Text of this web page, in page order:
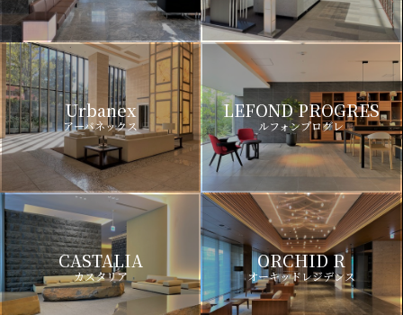
Urbanex
アーバネックス
LEFOND PROGRES
ルフォンプログレ
CASTALIA
カスタリア
ORCHID R
オーキッドレジデンス